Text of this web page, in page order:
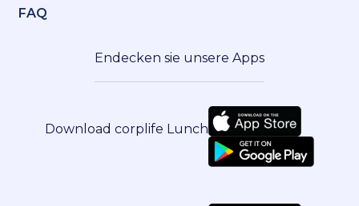
FAQ
Endecken sie unsere Apps
Download corplife Lunch